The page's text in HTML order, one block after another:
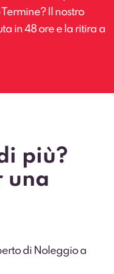
Il nostro
in 48 ore e la ritira a
più?
una
di Noleggio a